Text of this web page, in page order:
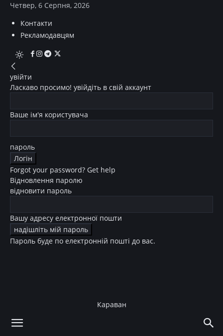
Четвер, 6 Серпня, 2026
Контакти
Рекламодавцям
увійти
Ласкаво просимо! увійдіть в свій аккаунт
Ваше ім'я користувача
пароль
Forgot your password? Get help
Відновлення паролю
відновити пароль
Вашу адресу електронної пошти
Пароль буде по електронній пошті до вас.
Караван